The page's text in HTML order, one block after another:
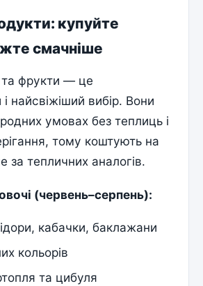
купуйте
смачніше
та фрукти — це
найсвіжіший вибір. Вони
умовах без теплиць і
тому коштують на
тепличних аналогів.
овочі (червень–серпень):
кабачки, баклажани
кольорів
та цибуля